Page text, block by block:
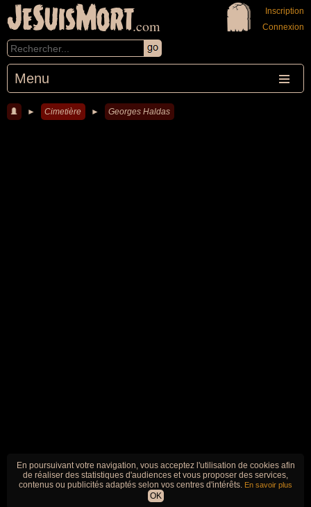
JeSuisMort.com
Menu
Inscription
Connexion
► Cimetière ► Georges Haldas
En poursuivant votre navigation, vous acceptez l'utilisation de cookies afin
de réaliser des statistiques d'audiences et vous proposer des services,
contenus ou publicités adaptés selon vos centres d'intérêts. En savoir plus
OK